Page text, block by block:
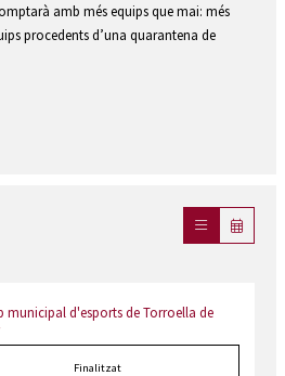
amb més equips que mai: més
procedents d’una quarantena de
municipal d'esports de Torroella de
Finalitzat